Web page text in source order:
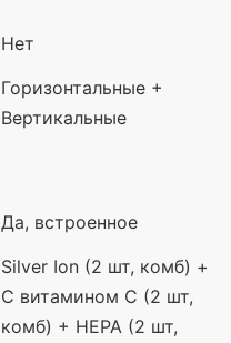
Нет
Горизонтальные +
Вертикальные
Да, встроенное
Silver Ion (2 шт, комб) +
С витамином C (2 шт,
комб) + HEPA (2 шт,